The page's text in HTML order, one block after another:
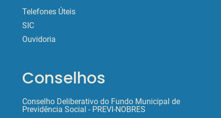
Telefones Úteis
SIC
Ouvidoria
Conselhos
Conselho Deliberativo do Fundo Municipal de
Previdência Social - PREVI-NOBRES